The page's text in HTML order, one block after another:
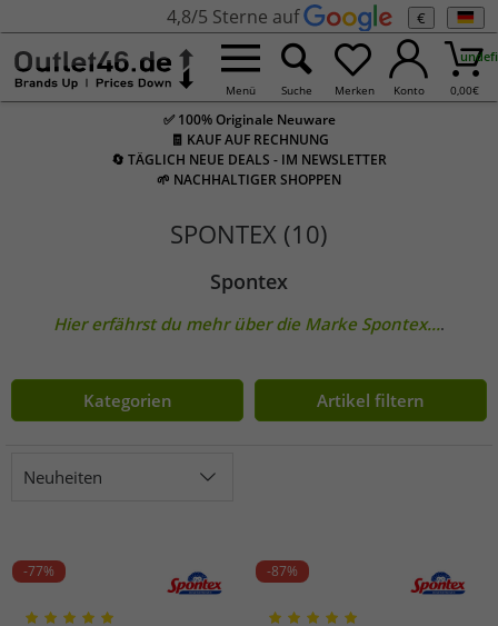
4,8/5 Sterne auf €
Menü Suche Merken Konto 0,00€
✅ 100% Originale Neuware
🧾 KAUF AUF RECHNUNG
🔄 TÄGLICH NEUE DEALS - IM NEWSLETTER
🌱 NACHHALTIGER SHOPPEN
SPONTEX (10)
Spontex
Hier erfährst du mehr über die Marke Spontex....
Kategorien Artikel filtern
Neuheiten
-77% -87%